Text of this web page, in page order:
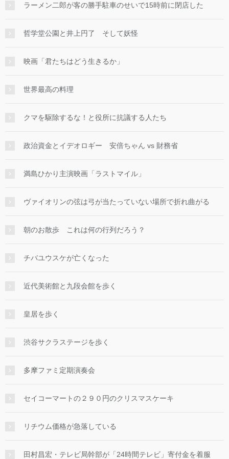
ラーメン二郎が客の勝手駐車のせいで15時前に閉店した
哲学堂公園と井上円了 そして妖怪
映画「君たちはどう生きるか」
世界最高の料理
クマを駆除するな！と役所に抗議する人たち
政治資金とイデオロギー 安倍ちゃん vs 財務省
満島ひかり主演映画「ラストマイル」
ヴァイオリンの弦は弓が当たっていない場所で折れ曲がる
朝のお散歩 これは何の行列だろう？
チバユウスケが亡くなった
近代美術館と九段会館を歩く
皇居を歩く
渋谷サクラステージを歩く
多摩ファミ定期演奏会
セイコーマートの２９０円のクリスマスケーキ
リチウム価格が急落している
田村昌宏・テレビ局幹部が「24時間テレビ」寄付金を着服